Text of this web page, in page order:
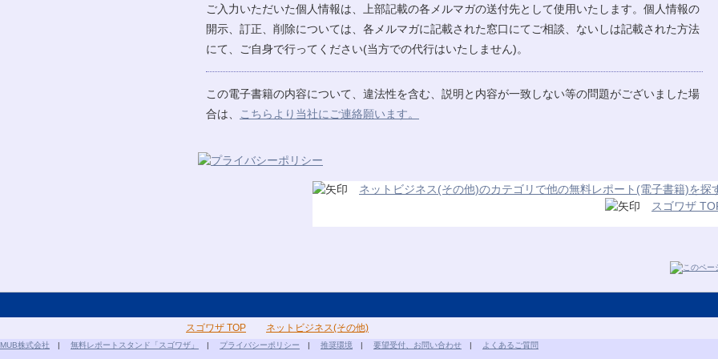
ご入力いただいた個人情報は、上部記載の各メルマガの送付先として使用いたします。個人情報の
開示、訂正、削除については、各メルマガに記載された窓口にてご相談、ないしは記載された方法
にて、ご自身で行ってください(当方での代行はいたしません)。
この電子書籍の内容について、違法性を含む、説明と内容が一致しない等の問題がございました場
合は、
こちらより当社にご連絡願います。
ネットビジネス(その他)のカテゴリで他の無料レポート(電子書籍)を探
スゴワザ
スゴワザ TOP ネットビジネス(その他)
MUB株式会社 無料レポートスタンド「スゴワザ」 プライバシーポリシー 推奨環境 要望受付、お問い合わせ よくあるご質問